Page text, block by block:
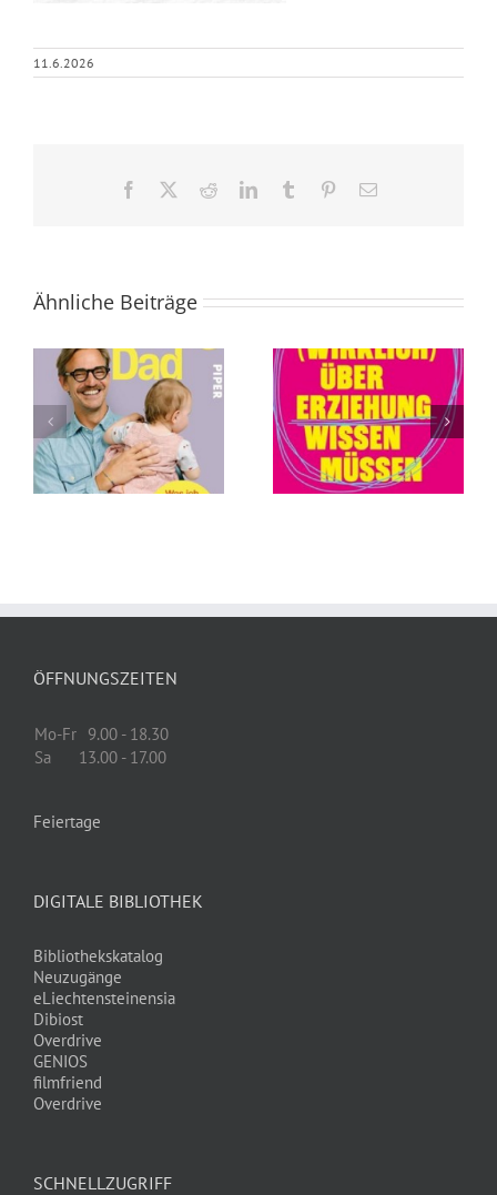
11.6.2026
Facebook RedditLinkedInTumblr Pinterest
E-
Ähnliche Beiträge
Was Sie (wirklich)
über Erziehung
wissen müssen
von Tillman
Prüfer
Die Abschaffung
des Todes von
Andreas
Eschbach
ÖFFNUNGSZEITEN
Mo-Fr 9.00 - 18.30
Sa
13.00 - 17.00
Feiertage
DIGITALE BIBLIOTHEK
Bibliothekskatalog
Neuzugänge
eLiechtensteinensia
Dibiost
Overdrive
GENIOS
filmfriend
Overdrive
SCHNELLZUGRIFF